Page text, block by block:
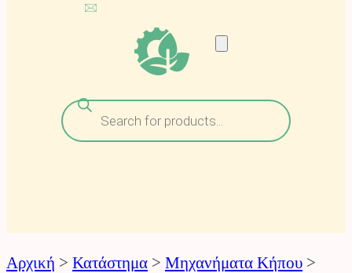
Αναζήτηση
προϊόντων
Αρχική > Κατάστημα > Μηχανήματα Κήπου >